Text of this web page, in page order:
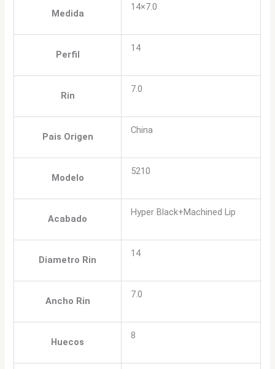
Medida
14×7.0
Perfil
14
Rin
7.0
Pais Origen
China
Modelo
5210
Acabado
Hyper Black+Machined Lip
Diametro Rin
14
Ancho Rin
7.0
Huecos
8